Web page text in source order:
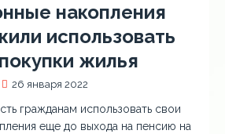
накопления
использовать
жилья
26 января 2022
гражданам использовать свои
еще до выхода на пенсию на